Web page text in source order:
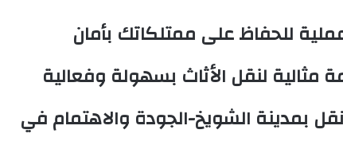
للحفاظ على ممتلكاتك بأمان
لنقل الأثاث بسهولة وفعالية
بمدينة الشويخ-الجودة والاهتمام في